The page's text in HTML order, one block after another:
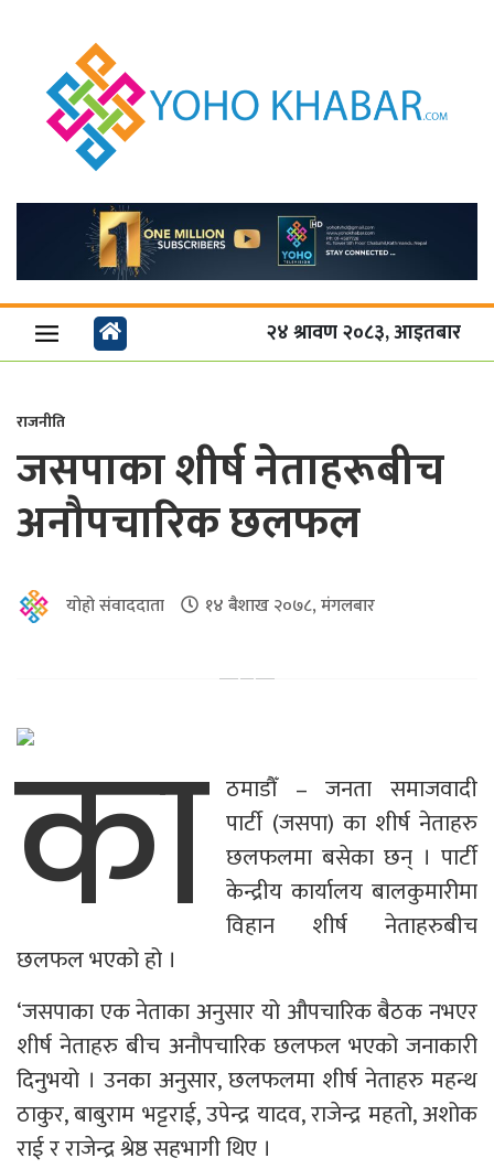
२४ श्रावण २०८३, आइतबार
राजनीति
जसपाका शीर्ष नेताहरूबीच
अनौपचारिक छलफल
योहो संवाददाता १४ बैशाख २०७८, मंगलबार
का ठमाडौँ – जनता समाजवादी
पार्टी (जसपा) का शीर्ष नेताहरु
छलफलमा बसेका छन् । पार्टी
केन्द्रीय कार्यालय बालकुमारीमा
विहान शीर्ष नेताहरुबीच
छलफल भएको हो ।
‘जसपाका एक नेताका अनुसार यो औपचारिक बैठक नभएर
शीर्ष नेताहरु बीच अनौपचारिक छलफल भएको जनाकारी
दिनुभयो । उनका अनुसार, छलफलमा शीर्ष नेताहरु महन्थ
ठाकुर, बाबुराम भट्टराई, उपेन्द्र यादव, राजेन्द्र महतो, अशोक
राई र राजेन्द्र श्रेष्ठ सहभागी थिए ।